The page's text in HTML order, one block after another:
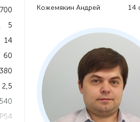
Кожемякин Андрей
14
5
14
60
380
2,5
540